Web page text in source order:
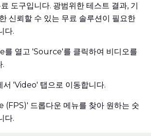
도구입니다. 광범위한 테스트 결과, 기
신뢰할 수 있는 무료 솔루션이 필요한
다.
열고 'Source'를 클릭하여 비디오를
.
서 'Video' 탭으로 이동합니다.
드롭다운 메뉴를 찾아 원하는 숫
다.